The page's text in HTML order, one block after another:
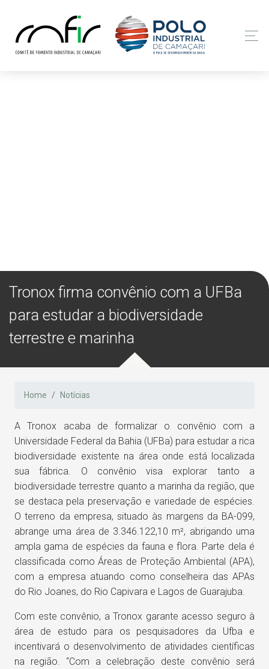
Tronox firma convênio com a UFBa
para estudar a biodiversidade
terrestre e marinha
Home Notícias
A Tronox acaba de formalizar o convênio com a
Universidade Federal da Bahia (UFBa) para estudar a rica
biodiversidade existente na área onde está localizada
sua fábrica. O convênio visa explorar tanto a
biodiversidade terrestre quanto a marinha da região, que
se destaca pela preservação e variedade de espécies.
O terreno da empresa, situado às margens da BA-099,
abrange uma área de 3.346.122,10 m², abrigando uma
ampla gama de espécies da fauna e flora. Parte dela é
classificada como Áreas de Proteção Ambiental (APA),
com a empresa atuando como conselheira das APAs
do Rio Joanes, do Rio Capivara e Lagos de Guarajuba.
Com este convênio, a Tronox garante acesso seguro à
área de estudo para os pesquisadores da Ufba e
incentivará o desenvolvimento de atividades científicas
na região. “Com a celebração deste convênio será